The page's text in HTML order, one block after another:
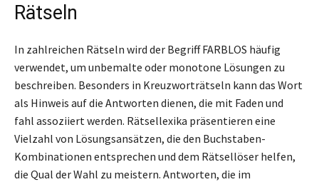
Rätseln
In zahlreichen Rätseln wird der Begriff FARBLOS häufig
verwendet, um unbemalte oder monotone Lösungen zu
beschreiben. Besonders in Kreuzworträtseln kann das Wort
als Hinweis auf die Antworten dienen, die mit Faden und
fahl assoziiert werden. Rätsellexika präsentieren eine
Vielzahl von Lösungsansätzen, die den Buchstaben-
Kombinationen entsprechen und dem Rätsellöser helfen,
die Qual der Wahl zu meistern. Antworten, die im